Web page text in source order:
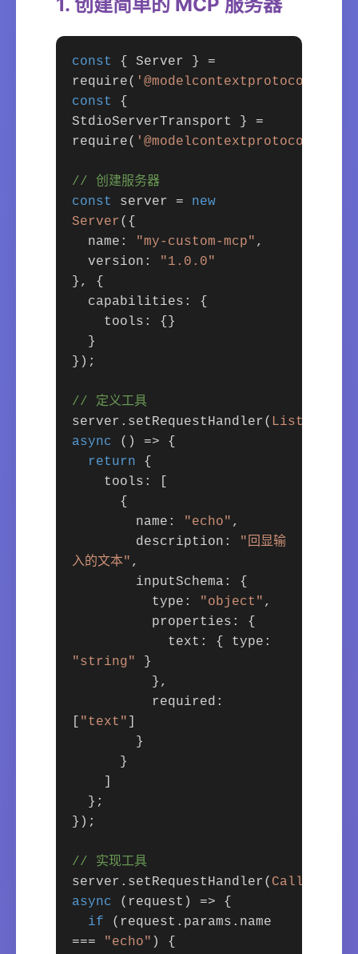
const
{ Server } =
require( '@modelcontextprotocol/sdk'
const
{
StdioServerTransport } =
require( '@modelcontextprotocol/
// 创建服务器
const
server = new
Server({
name:
"my-custom-mcp" ,
version:
"1.0.0"
}, {
capabilities: {
tools: {}
}
});
// 定义工具
server.setRequestHandler(
async () => {
return {
tools: [
{
name:
"echo" ,
description:
"回显输
入的文本" ,
inputSchema: {
type:
"object" ,
properties: {
text: { type:
"string"
}
},
required:
"text"
}
}
};
});
// 实现工具
server.setRequestHandler(
async (request) => {
if (request.params.name
===
"echo" ) {